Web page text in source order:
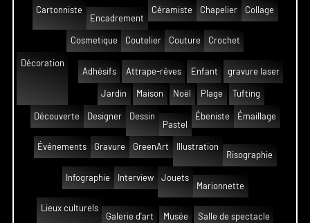
Cartonniste
Encadrement
Céramiste Chapelier Collage
Cosmetique Coutelier Couture Crochet
Décoration
Adhésifs
Attrape-rêves Enfant gravure laser
Jardin Maison Noël Plage Tufting
Découverte Designer
Dessin
Pastel
Ébeniste Émaillage
Événements Gravure GreenArt
Illustration
Risographie
Infographie Interview
Jouets
Marionnette
Lieux culturels
Galerie d'art
Musée Salle de spectacle